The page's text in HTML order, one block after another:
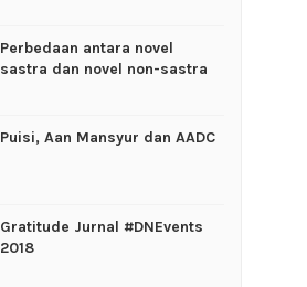
Perbedaan antara novel
sastra dan novel non-sastra
Puisi, Aan Mansyur dan AADC
Gratitude Jurnal #DNEvents
2018